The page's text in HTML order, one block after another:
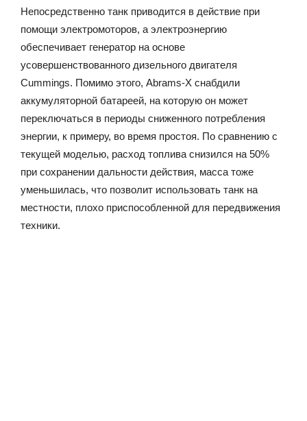
Непосредственно танк приводится в действие при
помощи электромоторов, а электроэнергию
обеспечивает генератор на основе
усовершенствованного дизельного двигателя
Cummings. Помимо этого, Abrams-X снабдили
аккумуляторной батареей, на которую он может
переключаться в периоды сниженного потребления
энергии, к примеру, во время простоя. По сравнению с
текущей моделью, расход топлива снизился на 50%
при сохранении дальности действия, масса тоже
уменьшилась, что позволит использовать танк на
местности, плохо приспособленной для передвижения
техники.